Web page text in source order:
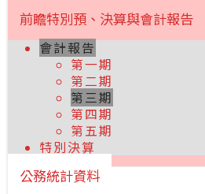
前瞻特別預、決算與會計報告
會計報告
第一期
第二期
第三期
第四期
第五期
特別決算
公務統計資料